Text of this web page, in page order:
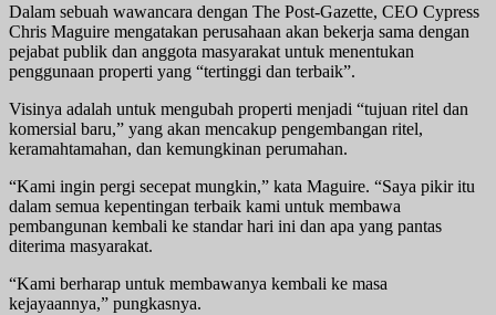
Dalam sebuah wawancara dengan The Post-Gazette, CEO Cypress
Chris Maguire mengatakan perusahaan akan bekerja sama dengan
pejabat publik dan anggota masyarakat untuk menentukan
penggunaan properti yang “tertinggi dan terbaik”.
Visinya adalah untuk mengubah properti menjadi “tujuan ritel dan
komersial baru,” yang akan mencakup pengembangan ritel,
keramahtamahan, dan kemungkinan perumahan.
“Kami ingin pergi secepat mungkin,” kata Maguire. “Saya pikir itu
dalam semua kepentingan terbaik kami untuk membawa
pembangunan kembali ke standar hari ini dan apa yang pantas
diterima masyarakat.
“Kami berharap untuk membawanya kembali ke masa
kejayaannya,” pungkasnya.